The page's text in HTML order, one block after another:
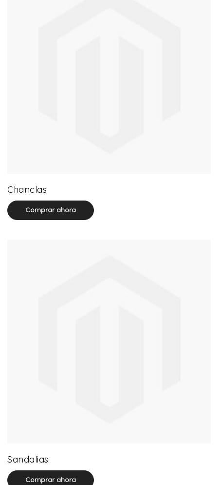
Chanclas
Comprar ahora
Sandalias
Comprar ahora